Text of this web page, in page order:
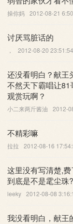
操你妈 2012-08-21
讨厌骂脏话的
， 2012-08-20 23:51:54
还没看明白？献王
不然天下霸唱让
观赏玩啊？
小二来两斤酱油 2012-
不精彩嘛
拉拉 2012-08-16
这里没有写清楚,
到底是不是雮尘珠?
leeky 2012-08-08
我没看明白，献王